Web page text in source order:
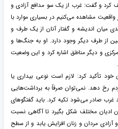
کرد و گفت: غرب از یک سو مدافع آزادی و
مشاهده می‌کنیم در بسیاری موارد با
میان اندیشه و گفتار آنان از یک طرف و
از طرف دیگر وجود دارد. او به جنگ‌ها و
و دیگر مناطق اشاره کرد و این وضعیت
تأکید کرد: لازم است نوعی بیداری یا
رخ دهد. نمی‌توان صرفاً به برداشت‌هایی
غرب صادر می‌شود تکیه کرد. باید گفتگوهای
ادیان مختلف شکل بگیرد تا آگاهی نسبت
مردان و زنان افزایش یابد و از سطح